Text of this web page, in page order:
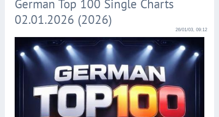
German Top 100 Single Charts
02.01.2026 (2026)
26/01/03, 09:12